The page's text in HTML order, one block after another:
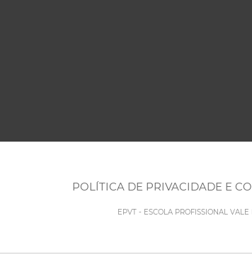
POLÍTICA DE PRIVACIDADE E
EPVT - ESCOLA PROFISSIONAL